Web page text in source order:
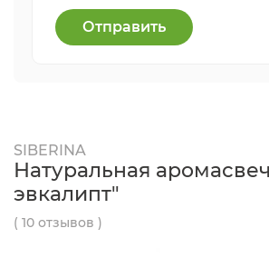
Отправить
SIBERINA
Натуральная
эвкалипт"
( 10 отзывов )